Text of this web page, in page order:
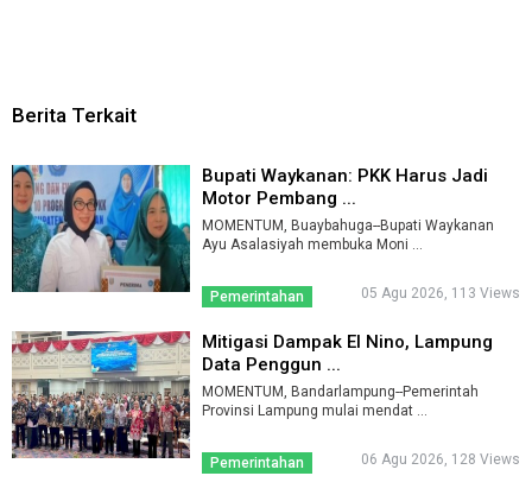
Berita Terkait
Bupati Waykanan: PKK Harus Jadi
Motor Pembang ...
MOMENTUM, Buaybahuga--Bupati Waykanan
Ayu Asalasiyah membuka Moni ...
Pemerintahan 05 Agu 2026, 113 Views
Mitigasi Dampak El Nino, Lampung
Data Penggun ...
MOMENTUM, Bandarlampung--Pemerintah
Provinsi Lampung mulai mendat ...
Pemerintahan 06 Agu 2026, 128 Views